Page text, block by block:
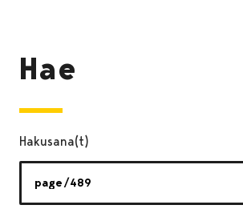
Hae
Hakusana(t)